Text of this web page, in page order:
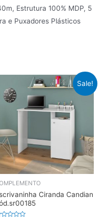
Estrutura 100% MDP, 5
e Puxadores Plásticos
Sale!
Ciranda Candian